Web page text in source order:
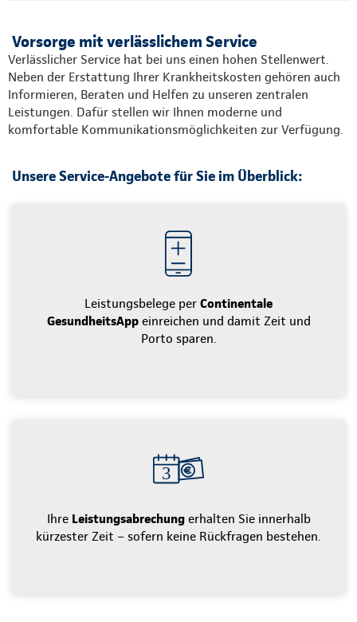
Vorsorge mit verlässlichem Service
Verlässlicher Service hat bei uns einen hohen Stellenwert.
Neben der Erstattung Ihrer Krankheitskosten gehören auch
Informieren, Beraten und Helfen zu unseren zentralen
Leistungen. Dafür stellen wir Ihnen moderne und
komfortable Kommunikationsmöglichkeiten zur Verfügung.
Unsere Service-Angebote für Sie im Überblick:
Leistungsbelege per Continentale
GesundheitsAppeinreichen und damit Zeit und
Porto sparen.
Ihre Leistungsabrechungerhalten Sie innerhalb
kürzester Zeit – sofern keine Rückfragen bestehen.